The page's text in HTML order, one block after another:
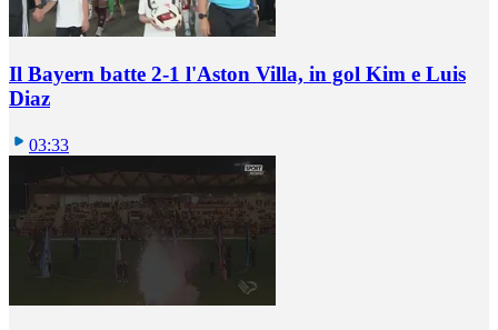
Il Bayern batte 2-1 l'Aston Villa, in gol Kim e Luis
Diaz
03:33